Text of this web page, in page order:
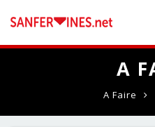
A
A Faire